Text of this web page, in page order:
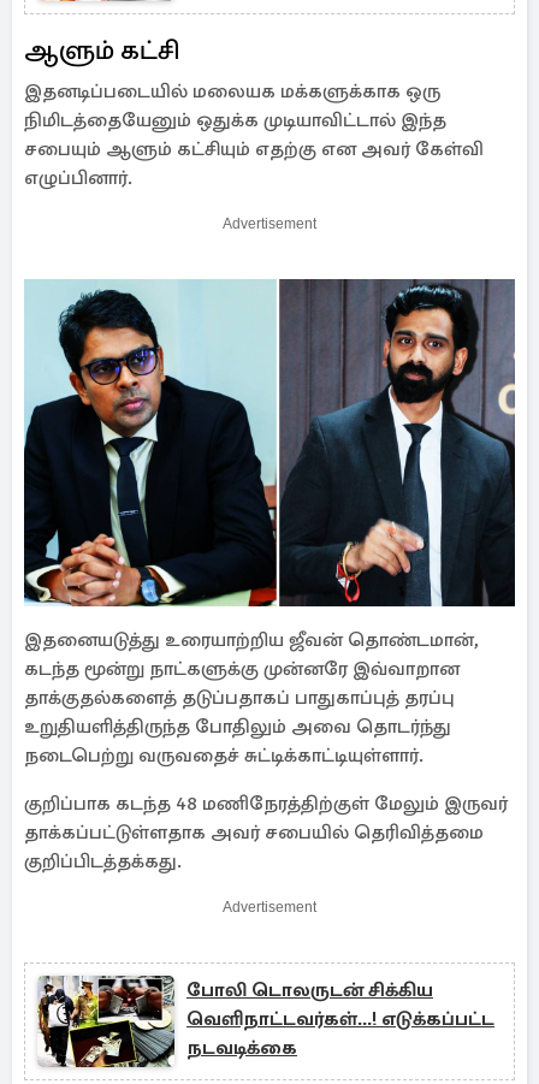
முறைப்பாடு
ஆளும் கட்சி
இதனடிப்படையில் மலையக மக்களுக்காக ஒரு
நிமிடத்தையேனும் ஒதுக்க முடியாவிட்டால் இந்த
சபையும் ஆளும் கட்சியும் எதற்கு என அவர் கேள்வி
எழுப்பினார்.
Advertisement
இதனையடுத்து உரையாற்றிய ஜீவன் தொண்டமான்,
கடந்த மூன்று நாட்களுக்கு முன்னரே இவ்வாறான
தாக்குதல்களைத் தடுப்பதாகப் பாதுகாப்புத் தரப்பு
உறுதியளித்திருந்த போதிலும் அவை தொடர்ந்து
நடைபெற்று வருவதைச் சுட்டிக்காட்டியுள்ளார்.
குறிப்பாக கடந்த 48 மணிநேரத்திற்குள் மேலும் இருவர்
தாக்கப்பட்டுள்ளதாக அவர் சபையில் தெரிவித்தமை
குறிப்பிடத்தக்கது.
Advertisement
போலி டொலருடன் சிக்கிய
வெளிநாட்டவர்கள்...! எடுக்கப்பட்ட
நடவடிக்கை